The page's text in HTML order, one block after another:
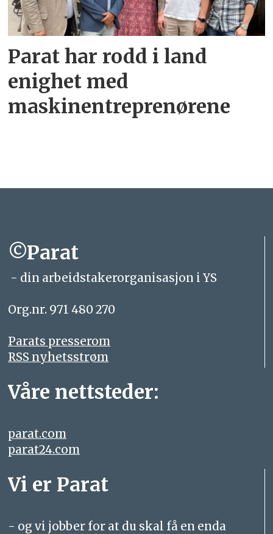
Parat har rodd i land
enighet med
maskinentreprenørene
©Parat
- din arbeidstakerorganisasjon i YS
Org.nr. 971 480 270
Parats presserom
RSS nyhetsstrøm
Våre nettsteder:
parat.com
parat24.com
Vi er Parat
- og vi jobber for at du skal få en enda